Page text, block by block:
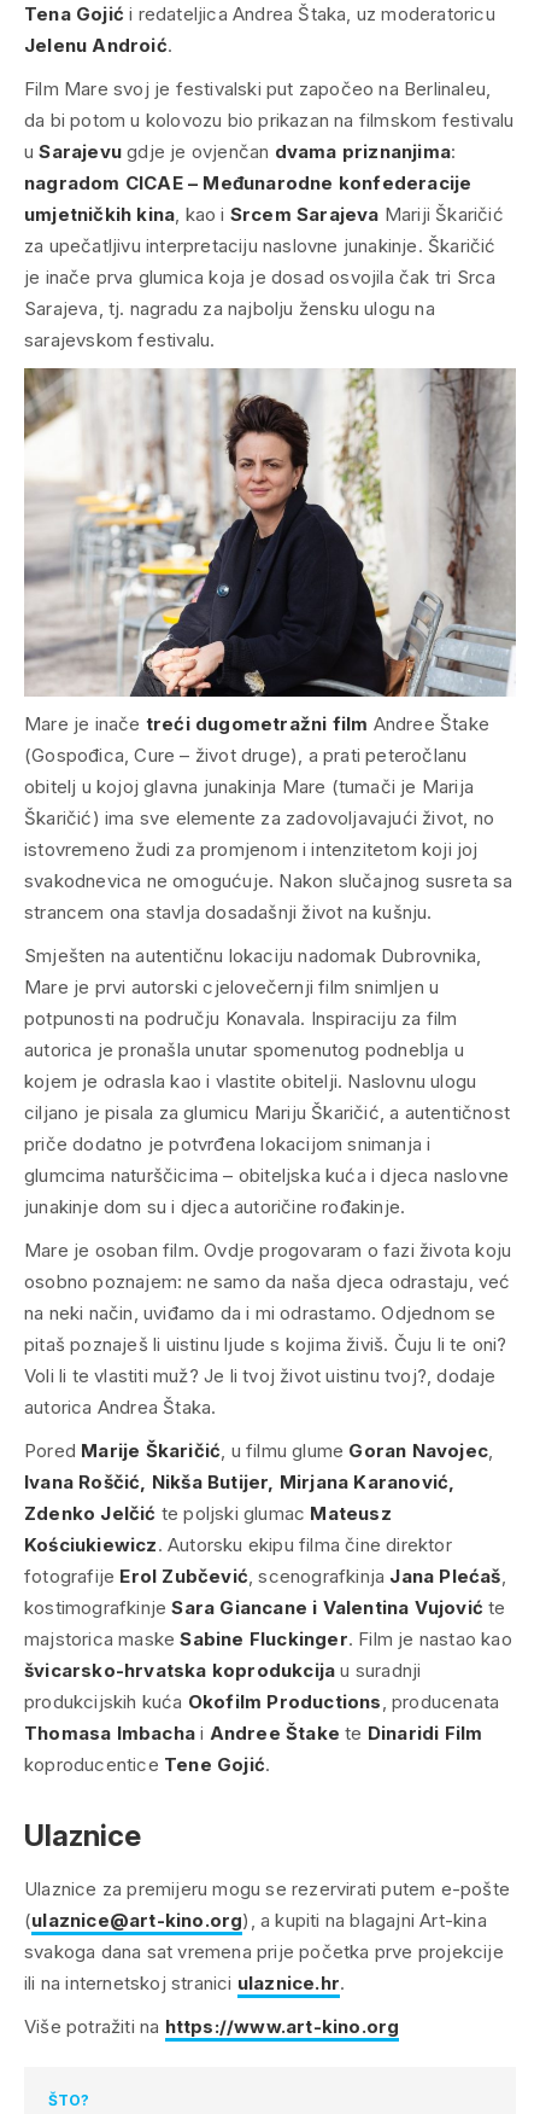
Tena Gojić i redateljica Andrea Štaka, uz moderatoricu
Jelenu Androić.
Film Mare svoj je festivalski put započeo na Berlinaleu,
da bi potom u kolovozu bio prikazan na filmskom festivalu
uSarajevugdje je ovjenčan dvama priznanjima:
nagradom CICAE – Međunarodne konfederacije
umjetničkih kina , kao i Srcem Sarajeva Mariji Škaričić
za upečatljivu interpretaciju naslovne junakinje. Škaričić
je inače prva glumica koja je dosad osvojila čak tri Srca
Sarajeva, tj. nagradu za najbolju žensku ulogu na
sarajevskom festivalu.
Mare je inače treći dugometražni film Andree Štake
(Gospođica, Cure – život druge), a prati peteročlanu
obitelj u kojoj glavna junakinja Mare (tumači je Marija
Škaričić) ima sve elemente za zadovoljavajući život, no
istovremeno žudi za promjenom i intenzitetom koji joj
svakodnevica ne omogućuje. Nakon slučajnog susreta sa
strancem ona stavlja dosadašnji život na kušnju.
Smješten na autentičnu lokaciju nadomak Dubrovnika,
Mare je prvi autorski cjelovečernji film snimljen u
potpunosti na području Konavala. Inspiraciju za film
autorica je pronašla unutar spomenutog podneblja u
kojem je odrasla kao i vlastite obitelji. Naslovnu ulogu
ciljano je pisala za glumicu Mariju Škaričić, a autentičnost
priče dodatno je potvrđena lokacijom snimanja i
glumcima naturščicima – obiteljska kuća i djeca naslovne
junakinje dom su i djeca autoričine rođakinje.
Mare je osoban film. Ovdje progovaram o fazi života koju
osobno poznajem: ne samo da naša djeca odrastaju, već
na neki način, uviđamo da i mi odrastamo. Odjednom se
pitaš poznaješ li uistinu ljude s kojima živiš. Čuju li te oni?
Voli li te vlastiti muž? Je li tvoj život uistinu tvoj? , dodaje
autorica Andrea Štaka.
Pored Marije Škaričić , u filmu glume Goran Navojec
Ivana Roščić, Nikša Butijer, Mirjana Karanović,
Zdenko Jelčić te poljski glumac Mateusz
Kościukiewicz. Autorsku ekipu filma čine direktor
fotografije Erol Zubčević , scenografkinja Jana Plećaš
kostimografkinjeSara Giancane i Valentina Vujović te
majstorica maskeSabine Fluckinger. Film je nastao kao
švicarsko-hrvatska koprodukcija u suradnji
produkcijskih kuća Okofilm Productions , producenata
Thomasa Imbachai Andree Štakete Dinaridi Film
koproducentice Tene Gojić.
Ulaznice
Ulaznice za premijeru mogu se rezervirati putem e-pošte
(ulaznice@art-kino.org), a kupiti na blagajni Art-kina
svakoga dana sat vremena prije početka prve projekcije
ili na internetskoj stranici ulaznice.hr.
Više potražiti na https://www.art-kino.org
ŠTO?